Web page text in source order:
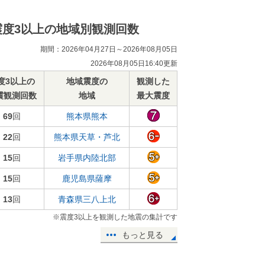
度3以上の地域別観測回数
期間：2026年04月27日～2026年08月05日
2026年08月05日16:40更新
3以上の
観測回数
地域震度の
地域
観測した
最大震度
69回 熊本県熊本
22回 熊本県天草・芦北
15回 岩手県内陸北部
15回 鹿児島県薩摩
13回 青森県三八上北
※震度3以上を観測した地震の集計です
もっと見る